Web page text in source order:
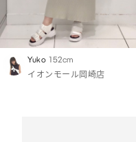
Yuko 152cm
イオンモール岡崎店